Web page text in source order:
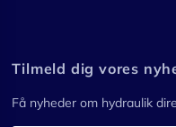
Tilmeld dig vores
Få nyheder om hydraulik